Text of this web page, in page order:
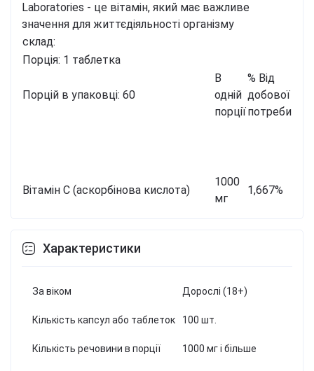
Laboratories - це вітамін, який має важливе
значення для життєдіяльності організму
склад:
Порція: 1 таблетка
Порцій в упаковці: 60
В
одній
порції
% Від
добової
потреби
Вітамін С (аскорбінова кислота)
1000
мг
1,667%
Характеристики
За віком Дорослі (18+)
Кількість капсул або таблеток 100 шт.
Кількість речовини в порції 1000 мг і більше